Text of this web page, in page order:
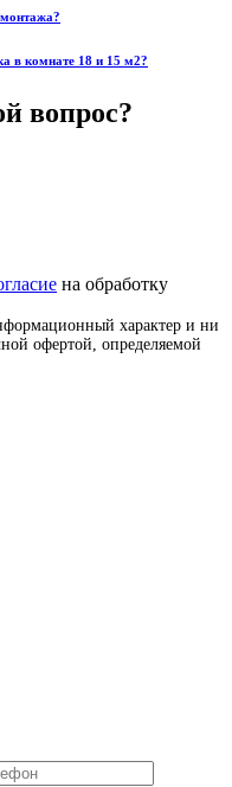
в комнате 18 и 15 м2?
вопрос?
на обработку
характер и ни
офертой, определяемой